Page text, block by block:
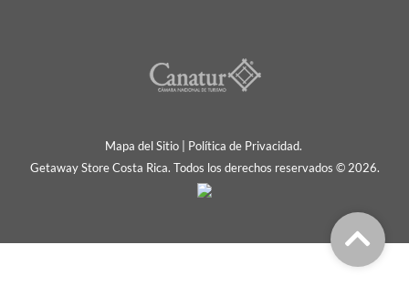
Mapa del Sitio| Política de Privacidad.
Getaway Store Costa Rica. Todos los derechos reservados © 2026.